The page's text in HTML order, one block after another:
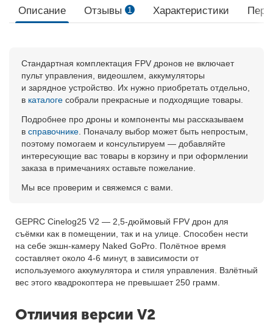
Описание Отзывы 1 Характеристики
Стандартная комплектация FPV дронов не включает
пульт управления, видеошлем, аккумуляторы
и зарядное устройство. Их нужно приобретать отдельно,
в каталоге собрали прекрасные и подходящие товары.
Подробнее про дроны и компоненты мы рассказываем
в справочнике . Поначалу выбор может быть непростым,
поэтому помогаем и консультируем — добавляйте
интересующие вас товары в корзину и при оформлении
заказа в примечаниях оставьте пожелание.
Мы все проверим и свяжемся с вами.
GEPRC Cinelog25 V2 — 2,5-дюймовый FPV дрон для
съёмки как в помещении, так и на улице. Способен нести
на себе экшн-камеру Naked GoPro. Полётное время
составляет около 4-6 минут, в зависимости от
используемого аккумулятора и стиля управления. Взлётный
вес этого квадрокоптера не превышает 250 грамм.
Отличия версии V2